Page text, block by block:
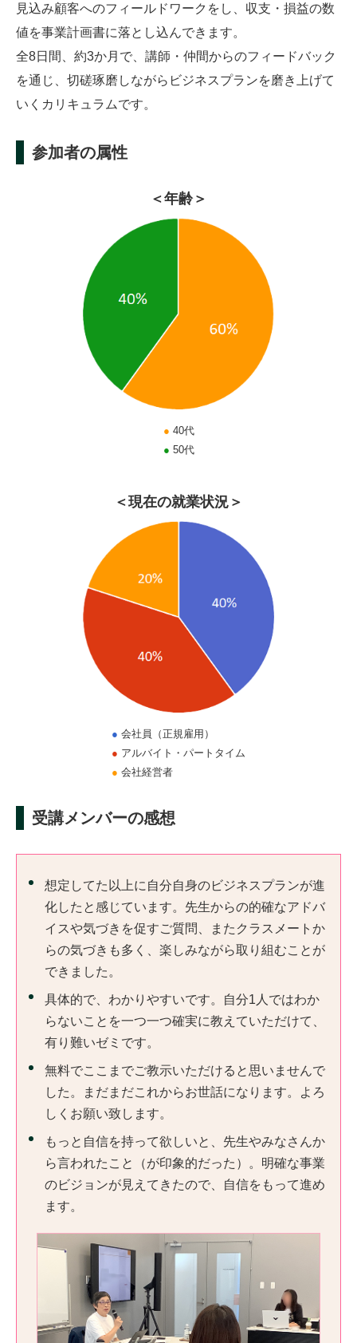
見込み顧客へのフィールドワークをし、収支・損益の数
値を事業計画書に落とし込んできます。
全8日間、約3か月で、講師・仲間からのフィードバック
を通じ、切磋琢磨しながらビジネスプランを磨き上げて
いくカリキュラムです。
参加者の属性
＜年齢＞
● 40代
● 50代
＜現在の就業状況＞
● 会社員（正規雇用）
● アルバイト・パートタイム
● 会社経営者
受講メンバーの感想
想定してた以上に自分自身のビジネスプランが進
化したと感じています。先生からの的確なアドバ
イスや気づきを促すご質問、またクラスメートか
らの気づきも多く、楽しみながら取り組むことが
できました。
具体的で、わかりやすいです。自分1人ではわか
らないことを一つ一つ確実に教えていただけて、
有り難いゼミです。
無料でここまでご教示いただけると思いませんで
した。まだまだこれからお世話になります。よろ
しくお願い致します。
もっと自信を持って欲しいと、先生やみなさんか
ら言われたこと（が印象的だった）。明確な事業
のビジョンが見えてきたので、自信をもって進め
ます。